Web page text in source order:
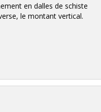
en dalles de schiste
le montant vertical.